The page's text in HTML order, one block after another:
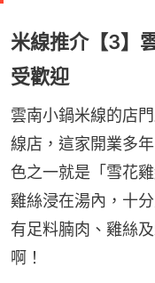
米線推介【3】
受歡迎
雲南小鍋米線的店
線店，這家開業多
色之一就是「雪花
雞絲浸在湯內，十
有足料腩肉、雞絲
啊！